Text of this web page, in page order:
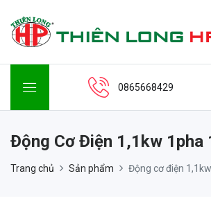
0865668429
Động Cơ Điện 1,1kw 1pha
Trang chủ Sản phẩm Động cơ điện